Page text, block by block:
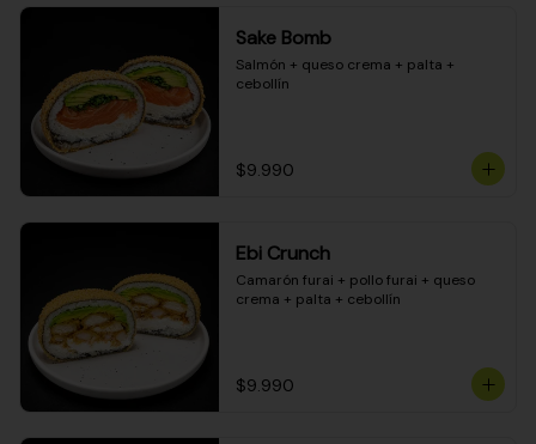
Sake Bomb
Salmón + queso crema + palta +
cebollín
$9.990
Ebi Crunch
Camarón furai + pollo furai + queso
crema + palta + cebollín
$9.990